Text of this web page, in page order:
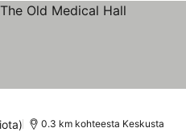
0.3 km kohteesta Keskusta